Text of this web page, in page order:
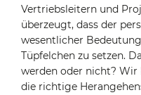
Vertriebsleitern und
überzeugt, dass der
wesentlicher
Tüpfelchen zu setzen.
werden oder nicht?
die richtige